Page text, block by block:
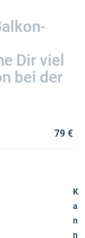
Dir viel
bei der
79 €
K
a
n
n